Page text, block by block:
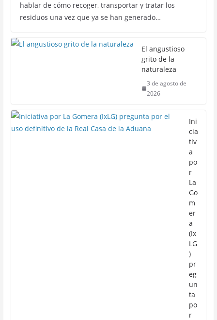
hablar de cómo recoger, transportar y tratar los
residuos una vez que ya se han generado…
El angustioso
grito de la
naturaleza
3 de agosto de
2026
Ini
cia
tiv
a
po
r
La
Go
m
er
a
(Ix
LG
)
pr
eg
un
ta
po
r